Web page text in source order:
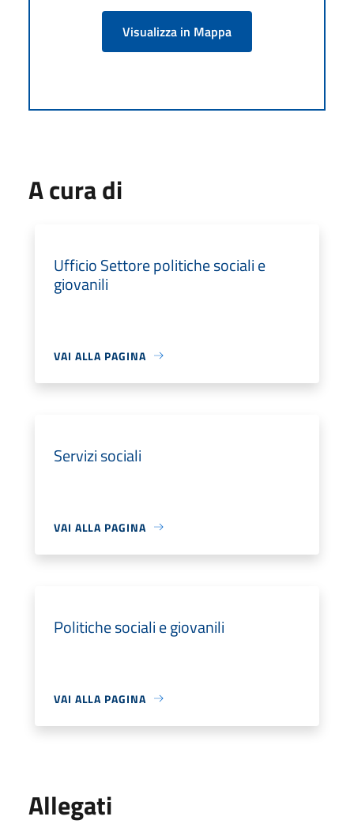
Visualizza in Mappa
A cura di
Ufficio Settore politiche sociali e
giovanili
VAI ALLA PAGINA
Servizi sociali
VAI ALLA PAGINA
Politiche sociali e giovanili
VAI ALLA PAGINA
Allegati